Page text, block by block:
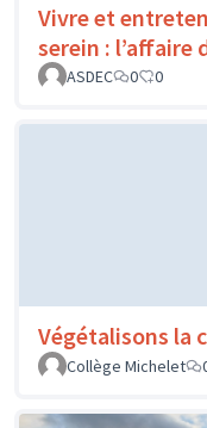
Vivre et
serein : l’affaire
ASDEC
0 0
Végétalisons la
Collège Michelet